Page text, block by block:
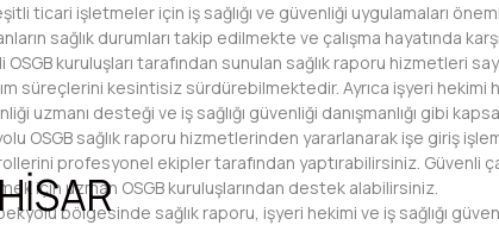
ticari işletmeler için iş sağlığı ve güvenliği uygulamaları
sağlık durumları takip edilmekte ve çalışma hayatında
OSGB kuruluşları tarafından sunulan sağlık raporu hizmetleri
süreçlerini kesintisiz sürdürebilmektedir. Ayrıca işyeri
uzmanı desteği ve iş sağlığı güvenliği danışmanlığı gibi
OSGB sağlık raporu hizmetlerinden yararlanarak işe giriş
profesyonel ekipler tarafından yaptırabilirsiniz. Güvenli
için uzman OSGB kuruluşlarından destek alabilirsiniz.
bölgesinde sağlık raporu, işyeri hekimi ve iş sağlığı